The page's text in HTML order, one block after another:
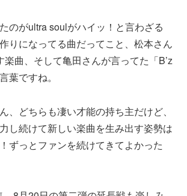
のがultra soulがハイッ！と言わざる
りになってる曲だってこと、松本さん
楽曲、そして亀田さんが言ってた「B’z
葉ですね。
、どちらも凄い才能の持ち主だけど、
し続けて新しい楽曲を生み出す姿勢は
ずっとファンを続けてきてよかった